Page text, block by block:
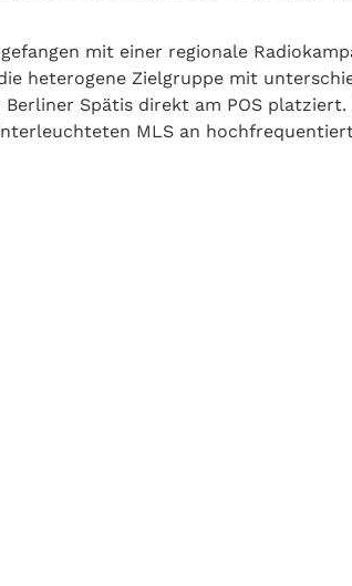
mit einer regionale
heterogene Zielgruppe mit
Spätis direkt am POS
MLS an